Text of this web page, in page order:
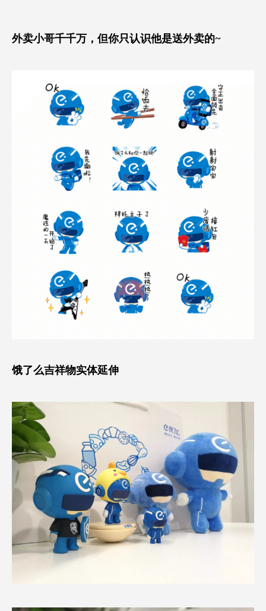
外卖小哥千千万，但你只认识他是送外卖的~
饿了么吉祥物实体延伸